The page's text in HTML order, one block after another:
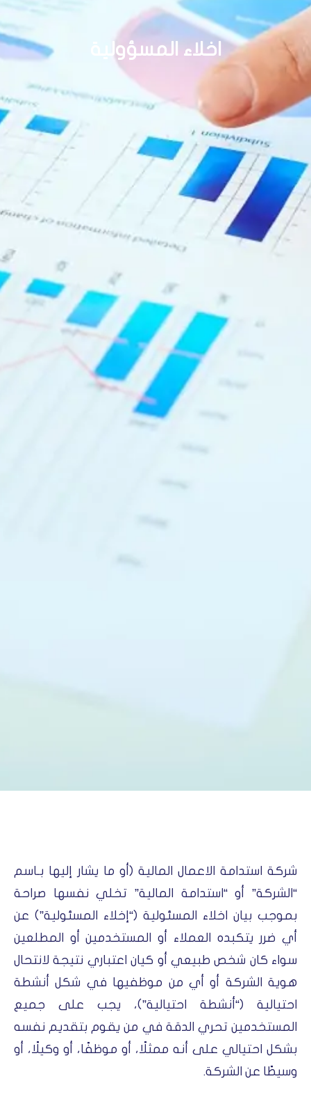
اخلاء المسؤولية
شركة استدامة الاعمال المالية (أو ما يشار إليها بـاسم
“الشركة” أو “استدامة المالية” تخلي نفسها صراحة
بموجب بيان اخلاء المسئولية (“إخلاء المسئولية”) عن
أي ضرر يتكبده العملاء أو المستخدمين أو المطلعين
سواء كان شخص طبيعي أو كيان اعتباري نتيجة لانتحال
هوية الشركة أو أي من موظفيها في شكل أنشطة
احتيالية (“أنشطة احتيالية”)، يجب على جميع
المستخدمين تحري الدقة في من يقوم بتقديم نفسه
بشكل احتيالي على أنه ممثلًا، أو موظفًا، أو وكيلًا، أو
وسيطًا عن الشركة.